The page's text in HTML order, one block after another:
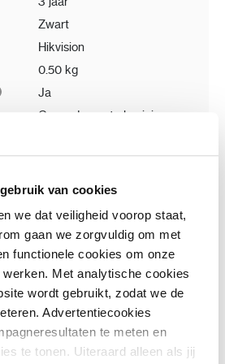
van cookies
we dat veiligheid voorop staat,
gaan we zorgvuldig om met
functionele cookies om onze
Met analytische cookies
wordt gebruikt, zodat we de
Advertentiecookies
te meten en
te tonen. Uiteraard alleen als jij
Zwart
Hikvision
0.50 kg
Ja
Gepoedercoat aluminium
DS-KABD8003-RS2 - Regenkap 2-
voor intercom